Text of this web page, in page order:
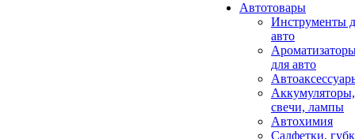
Автотовары
Инструменты
авто
для авто
Аккумуляторы,
свечи, лампы
Автохимия
Салфетки,